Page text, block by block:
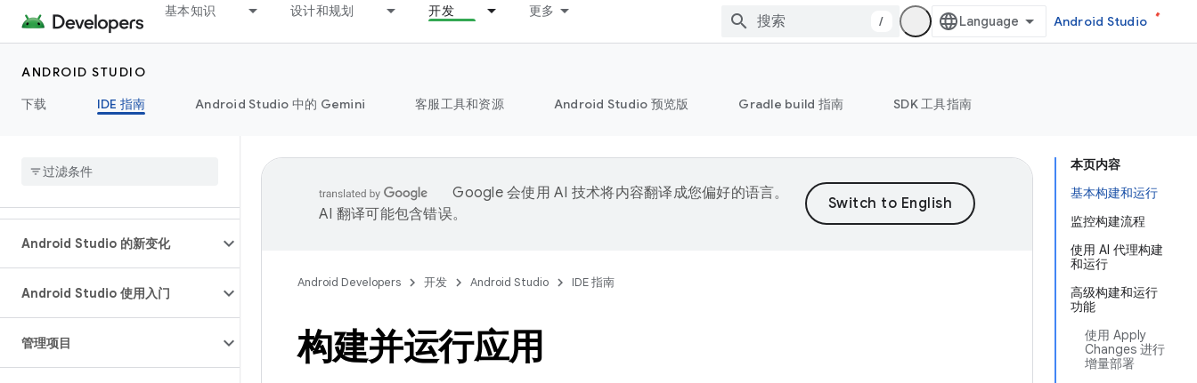
基本知识 设计和规划 开发 更多
/ Android Studio
ANDROID STUDIO
下载
IDE 指南 Android Studio 中的 Gemini 客服工具和资源 Android Studio 预览版 Gradle build 指南 SDK 工具指南
Android Studio 的新变化
Android Studio 使用入门
管理项目
本页内容
基本构建和运行
监控构建流程
使用 AI 代理构建
和运行
高级构建和运行
功能
使用 Apply
Changes 进行
增量部署
Google 会使用 AI 技术将内容翻译成您偏好的语言。
AI 翻译可能包含错误。
Android Developers 开发 Android Studio IDE 指南
构建并运行应用